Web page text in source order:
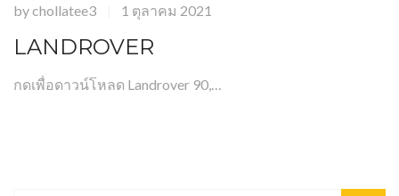
bychollatee3 1 ตุลาคม 2021
LANDROVER
กดเพื่อดาวน์โหลด Landrover 90,…